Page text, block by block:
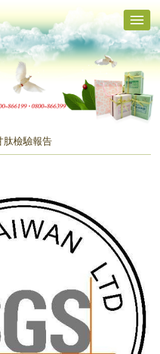
Toggle
肽檢驗報告